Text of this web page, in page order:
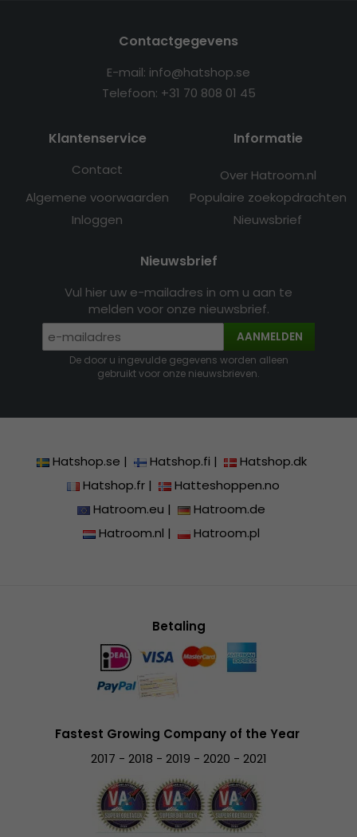
Contactgegevens
E-mail: info@hatshop.se
Telefoon: +31 70 808 01 45
Klantenservice
Contact
Algemene voorwaarden
Inloggen
Informatie
Over Hatroom.nl
Populaire zoekopdrachten
Nieuwsbrief
Nieuwsbrief
Vul hier uw e-mailadres in om u aan te
melden voor onze nieuwsbrief.
AANMELDEN
De door u ingevulde gegevens worden alleen
gebruikt voor onze nieuwsbrieven.
Hatshop.se | Hatshop.fi |
Hatshop.dk
Hatshop.fr|
Hatteshoppen.no
Hatroom.eu |
Hatroom.de
Hatroom.nl | Hatroom.pl
Betaling
Fastest Growing Company of the Year
2017 - 2018 - 2019 - 2020 - 2021